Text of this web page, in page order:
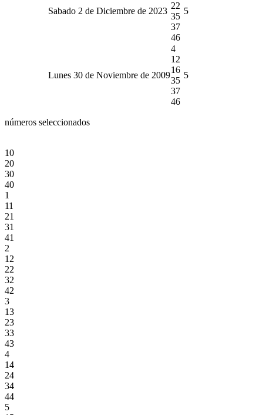
Sabado 2 de Diciembre de 2023
22
35
37
46
5
Lunes 30 de Noviembre de 2009
4
12
16
35
37
46
5
números seleccionados
10
20
30
40
1
11
21
31
41
2
12
22
32
42
3
13
23
33
43
4
14
24
34
44
5